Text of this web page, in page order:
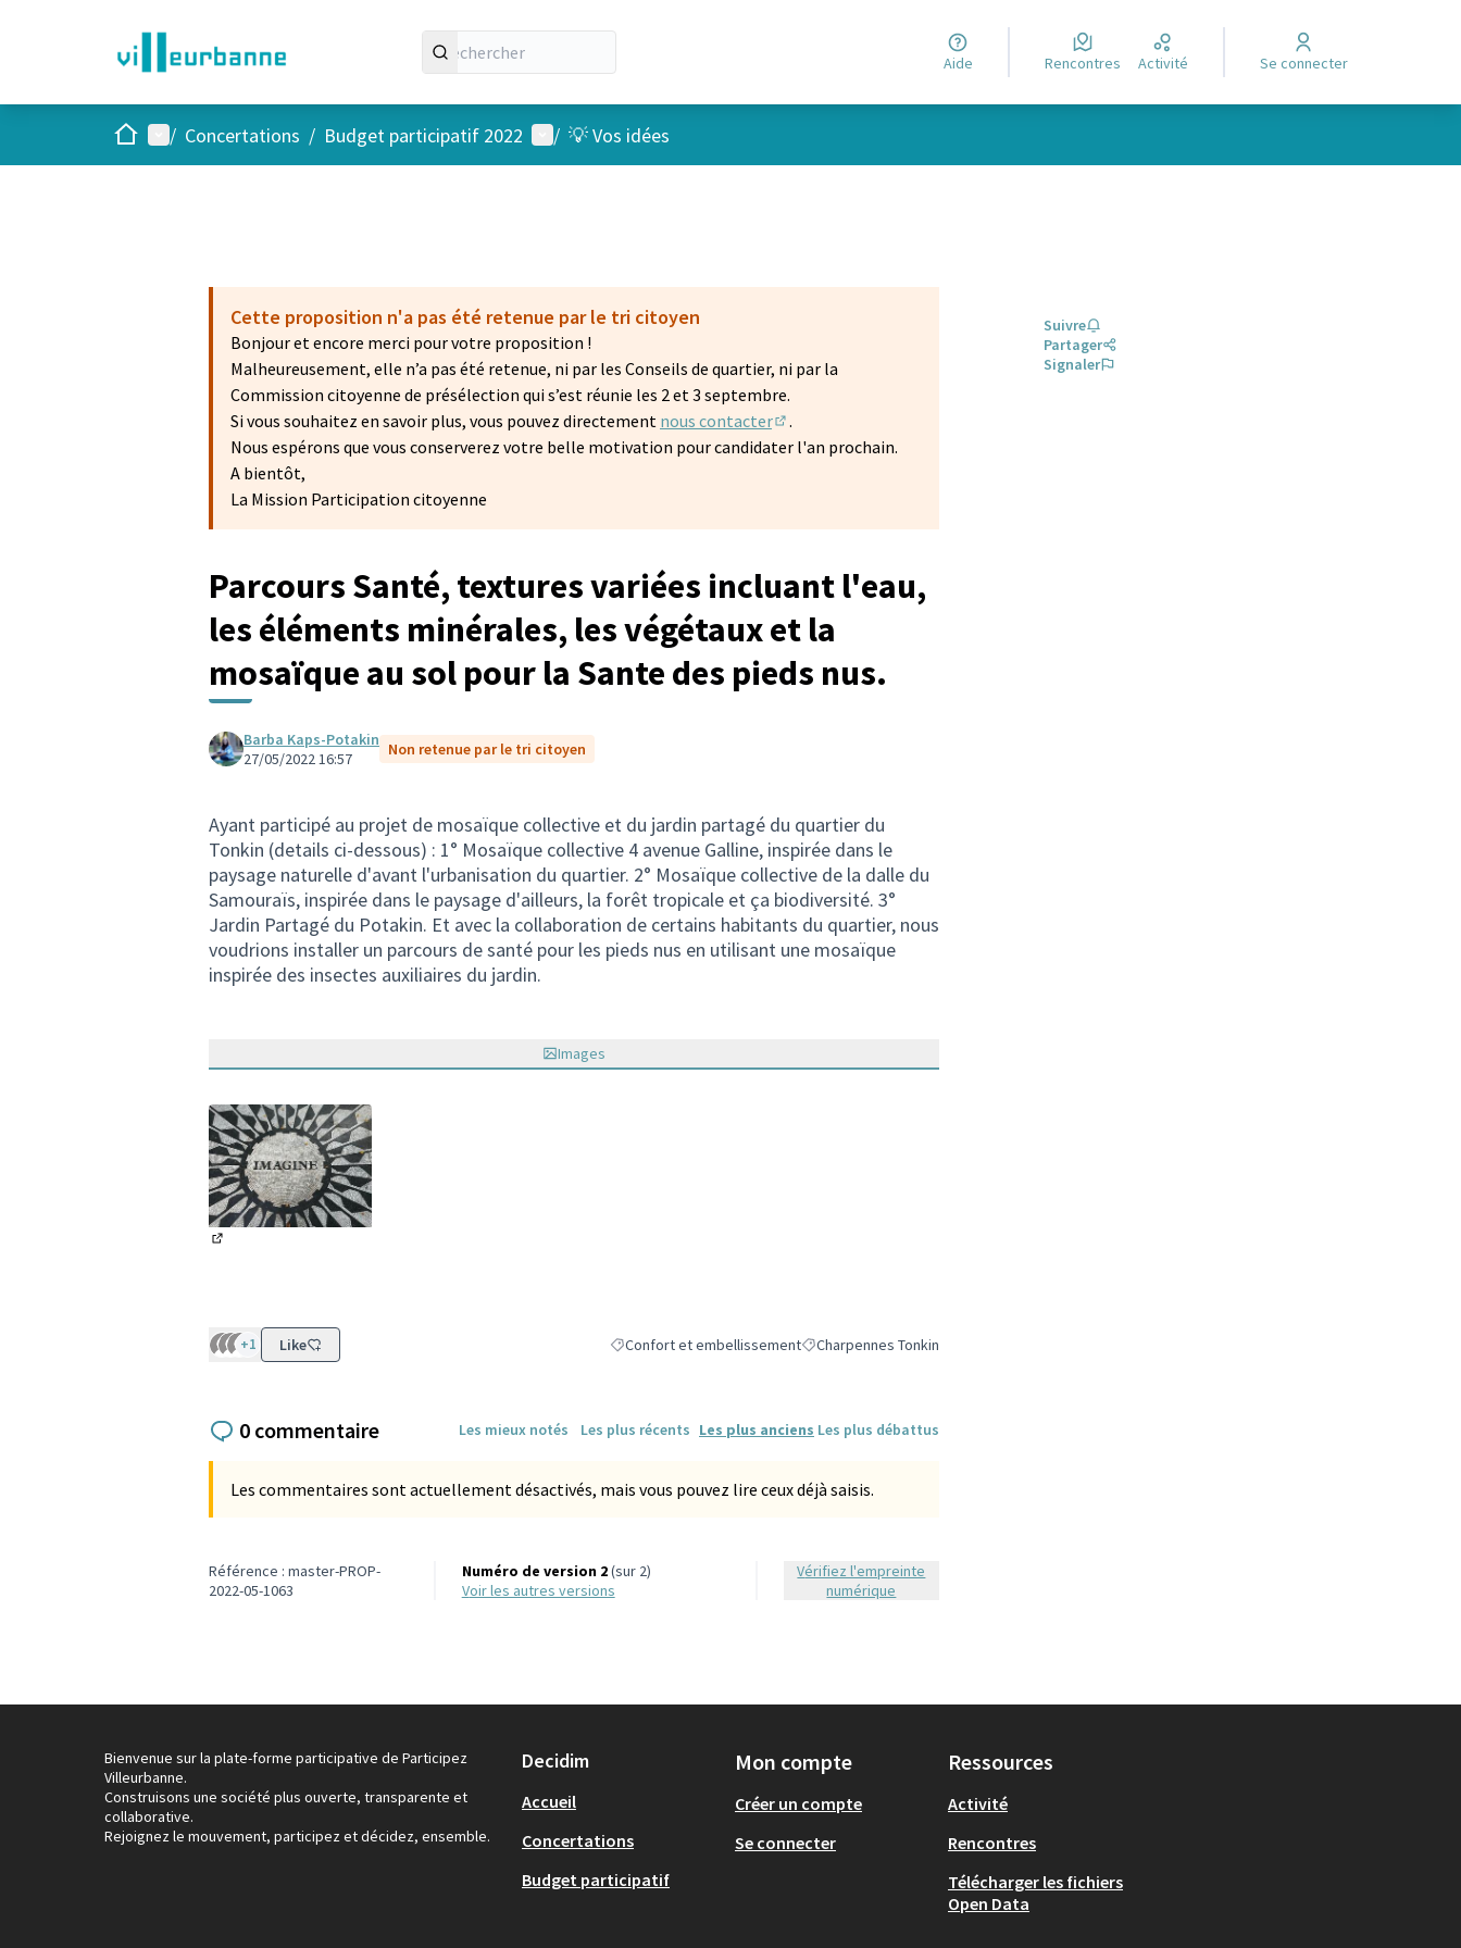
Aide Rencontres Activité Se connecter
AccueilMenu principal
/ Concertations / Budget participatif 2022 Menu utilisateur
/ 💡 Vos idées
Cette proposition n'a pas été retenue par le tri citoyen
Bonjour et encore merci pour votre proposition !
Malheureusement, elle n’a pas été retenue, ni par les Conseils de quartier, ni par la
Commission citoyenne de présélection qui s’est réunie les 2 et 3 septembre.
Si vous souhaitez en savoir plus, vous pouvez directement nous contacter
(S'ouvre dans un nouvel onglet)
.
Nous espérons que vous conserverez votre belle motivation pour candidater l'an prochain.
A bientôt,
La Mission Participation citoyenne
Parcours Santé, textures variées incluant l'eau,
les éléments minérales, les végétaux et la
mosaïque au sol pour la Sante des pieds nus.
Barba Kaps-Potakin
27/05/2022 16:57
Non retenue par le tri citoyen
Ayant participé au projet de mosaïque collective et du jardin partagé du quartier du
Tonkin (details ci-dessous) : 1° Mosaïque collective 4 avenue Galline, inspirée dans le
paysage naturelle d'avant l'urbanisation du quartier. 2° Mosaïque collective de la dalle du
Samouraïs, inspirée dans le paysage d'ailleurs, la forêt tropicale et ça biodiversité. 3°
Jardin Partagé du Potakin. Et avec la collaboration de certains habitants du quartier, nous
voudrions installer un parcours de santé pour les pieds nus en utilisant une mosaïque
inspirée des insectes auxiliaires du jardin.
Images
+1 Like Filtrer les résultats de la catégorie : Confort et embellissement
Confort et embellissementFiltrer les résultats pour le secteur : Charpennes Tonkin
Charpennes Tonkin
Suivre
Partager
Signaler
0 commentaire Les mieux notés Les plus récents Les plus anciens Les plus débattus
Les commentaires sont actuellement désactivés, mais vous pouvez lire ceux déjà saisis.
Référence : master-PROP-
2022-05-1063
Numéro de version 2(sur 2)
voir les autres versions
Vérifiez l'empreinte
numérique
Bienvenue sur la plate-forme participative de Participez
Villeurbanne.
Construisons une société plus ouverte, transparente et
collaborative.
Rejoignez le mouvement, participez et décidez, ensemble.
Decidim
Accueil
Concertations
Budget participatif
Mon compte
Créer un compte
Se connecter
Ressources
Activité
Rencontres
Télécharger les fichiers
Open Data